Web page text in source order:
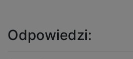
Odpowiedzi: